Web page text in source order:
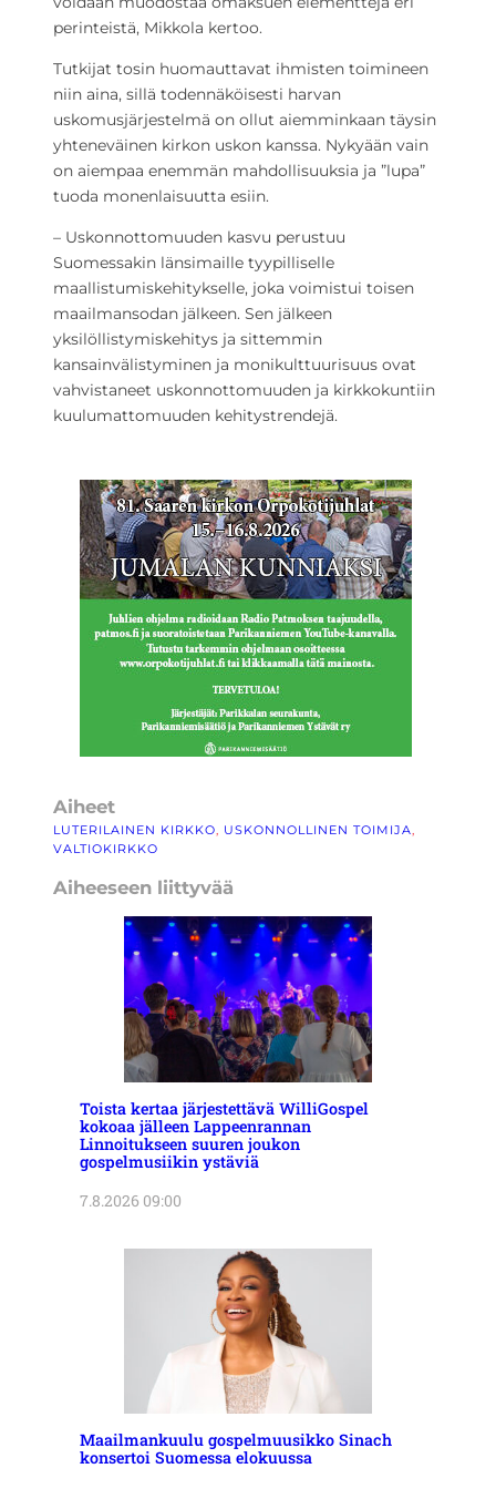
perinteistä, Mikkola kertoo.
Tutkijat tosin huomauttavat ihmisten toimineen
niin aina, sillä todennäköisesti harvan
uskomusjärjestelmä on ollut aiemminkaan täysin
yhteneväinen kirkon uskon kanssa. Nykyään vain
on aiempaa enemmän mahdollisuuksia ja ”lupa”
tuoda monenlaisuutta esiin.
– Uskonnottomuuden kasvu perustuu
Suomessakin länsimaille tyypilliselle
maallistumiskehitykselle, joka voimistui toisen
maailmansodan jälkeen. Sen jälkeen
yksilöllistymiskehitys ja sittemmin
kansainvälistyminen ja monikulttuurisuus ovat
vahvistaneet uskonnottomuuden ja kirkkokuntiin
kuulumattomuuden kehitystrendejä.
Aiheet
LUTERILAINEN KIRKKO, USKONNOLLINEN TOIMIJA
VALTIOKIRKKO
Aiheeseen liittyvää
Toista kertaa järjestettävä WilliGospel
kokoaa jälleen Lappeenrannan
Linnoitukseen suuren joukon
gospelmusiikin ystäviä
7.8.2026 09:00
Maailmankuulu gospelmuusikko Sinach
konsertoi Suomessa elokuussa